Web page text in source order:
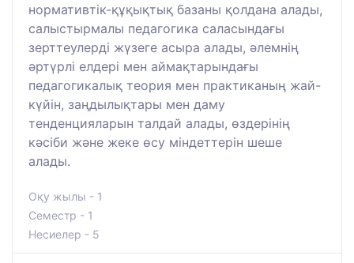
нормативтік-құқықтық базаны қолдана алады,
салыстырмалы педагогика саласындағы
зерттеулерді жүзеге асыра алады, әлемнің
әртүрлі елдері мен аймақтарындағы
педагогикалық теория мен практиканың жай-
күйін, заңдылықтары мен даму
тенденцияларын талдай алады, өздерінің
кәсіби және жеке өсу міндеттерін шеше
алады.
Оқу жылы - 1
Семестр - 1
Несиелер - 5